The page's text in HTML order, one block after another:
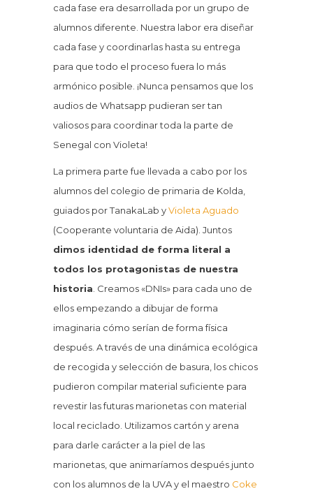
cada fase era desarrollada por un grupo de
alumnos diferente. Nuestra labor era diseñar
cada fase y coordinarlas hasta su entrega
para que todo el proceso fuera lo más
armónico posible. ¡Nunca pensamos que los
audios de Whatsapp pudieran ser tan
valiosos para coordinar toda la parte de
Senegal con Violeta!
La primera parte fue llevada a cabo por los
alumnos del colegio de primaria de Kolda,
guiados por TanakaLab yVioleta Aguado
(Cooperante voluntaria de Aida). Juntos
dimos identidad de forma literal a
todos los protagonistas de nuestra
historia. Creamos «DNIs» para cada uno de
ellos empezando a dibujar de forma
imaginaria cómo serían de forma física
después. A través de una dinámica ecológica
de recogida y selección de basura, los chicos
pudieron compilar material suficiente para
revestir las futuras marionetas con material
local reciclado. Utilizamos cartón y arena
para darle carácter a la piel de las
marionetas, que animaríamos después junto
con los alumnos de la UVA y el maestro Coke